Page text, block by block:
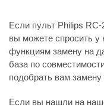
Если пульт Philips
вы можете спросить
функциям замену на
база по
подобрать вам
Если вы нашли на